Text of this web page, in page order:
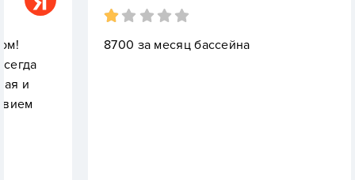
8700 за месяц бассейна